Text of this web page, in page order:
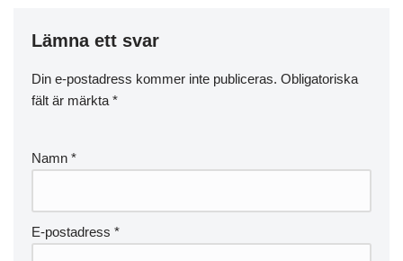
Lämna ett svar
Din e-postadress kommer inte publiceras. Obligatoriska
fält är märkta *
Namn *
E-postadress *